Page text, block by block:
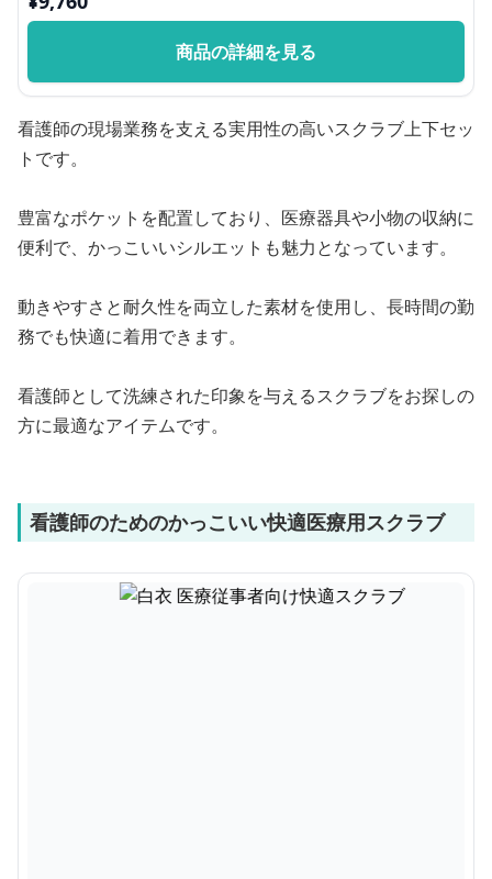
商品の詳細を見る
看護師の現場業務を支える実用性の高いスクラブ上下セッ
トです。
豊富なポケットを配置しており、医療器具や小物の収納に
便利で、かっこいいシルエットも魅力となっています。
動きやすさと耐久性を両立した素材を使用し、長時間の勤
務でも快適に着用できます。
看護師として洗練された印象を与えるスクラブをお探しの
方に最適なアイテムです。
看護師のためのかっこいい快適医療用スクラブ